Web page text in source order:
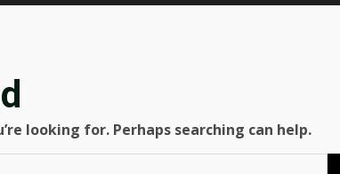
looking for. Perhaps searching can help.